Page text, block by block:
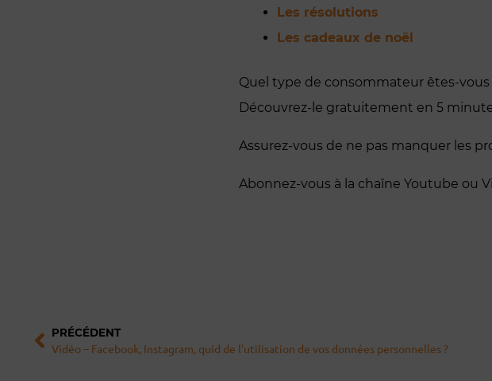
Les résolutions
Les cadeaux de noël
Quel type de consommateur êtes-vous
Découvrez-le gratuitement en 5
Assurez-vous de ne pas manquer les
Abonnez-vous à la chaîne Youtube ou
PRÉCÉDENT
Vidéo – Facebook, Instagram, quid de l’utilisation de vos données personnelles ?